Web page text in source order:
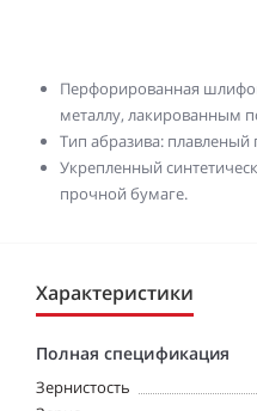
Перфорированная
металлу, лакированным
Тип абразива:
Укрепленный
прочной бумаге.
Характеристики
Полная спецификация
Зернистость